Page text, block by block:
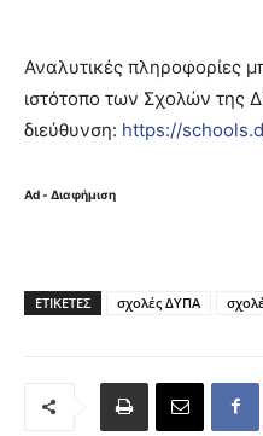
Αναλυτικές πληροφορίες
ιστότοπο των Σχολών της
διεύθυνση: https://
Ad - Διαφήμιση
ΕΤΙΚΈΤΕΣ σχολές ΔΥΠΑ